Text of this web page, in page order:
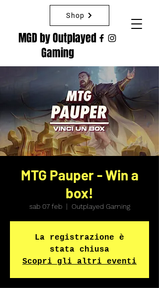
MGD by Outplayed
Gaming
Shop
MTG Pauper - Win a
box!
sab 07 feb
  |
Outplayed Gaming
La registrazione è
stata chiusa
Scopri gli altri eventi